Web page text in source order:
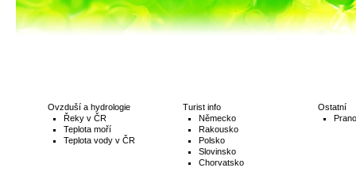
Ovzduší a hydrologie
Řeky v ČR
Teplota moří
Teplota vody v ČR
Turist info
Německo
Rakousko
Polsko
Slovinsko
Chorvatsko
Ostatní